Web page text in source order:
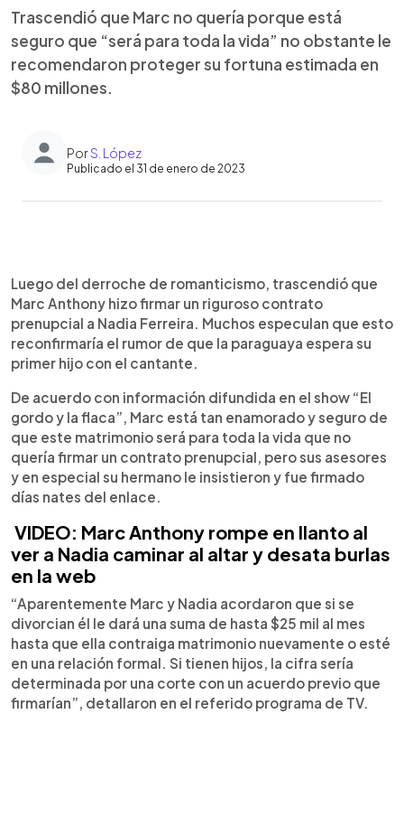
Trascendió que Marc no quería porque está
seguro que “será para toda la vida” no obstante le
recomendaron proteger su fortuna estimada en
$80 millones.
PorS. López
Publicado el 31 de enero de 2023
► Escuchar artículo
Luego del derroche de romanticismo, trascendió que
Marc Anthony hizo firmar un riguroso contrato
prenupcial a Nadia Ferreira. Muchos especulan que esto
reconfirmaría el rumor de que la paraguaya espera su
primer hijo con el cantante.
De acuerdo con información difundida en el show “El
gordo y la flaca”, Marc está tan enamorado y seguro de
que este matrimonio será para toda la vida que no
quería firmar un contrato prenupcial, pero sus asesores
y en especial su hermano le insistieron y fue firmado
días nates del enlace.
VIDEO: Marc Anthony rompe en llanto al
ver a Nadia caminar al altar y desata burlas
en la web
“Aparentemente Marc y Nadia acordaron que si se
divorcian él le dará una suma de hasta $25 mil al mes
hasta que ella contraiga matrimonio nuevamente o esté
en una relación formal. Si tienen hijos, la cifra sería
determinada por una corte con un acuerdo previo que
firmarían”, detallaron en el referido programa de TV.